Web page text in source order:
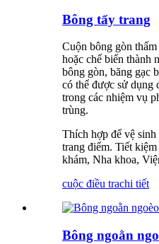
Bông tẩy trang
Cuộn bông gòn
hoặc chế biến thành
bông gòn, băng gạc
có thể được sử dụng
trong các nhiệm vụ
trùng.
Thích hợp để vệ
trang điểm. Tiết
khám, Nha khoa,
cuộc điều trachi tiết
Bông ngoằn